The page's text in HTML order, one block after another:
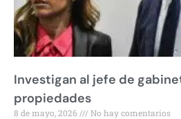
Investigan al jefe de
propiedades
8 de mayo, 2026 No hay comentarios